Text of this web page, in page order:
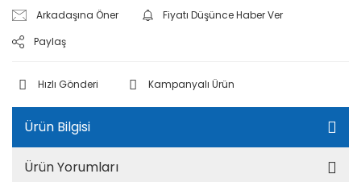
Arkadaşına Öner
Fiyatı Düşünce Haber Ver
Paylaş
Hızlı Gönderi Kampanyalı Ürün
Ürün Bilgisi
Ürün Yorumları